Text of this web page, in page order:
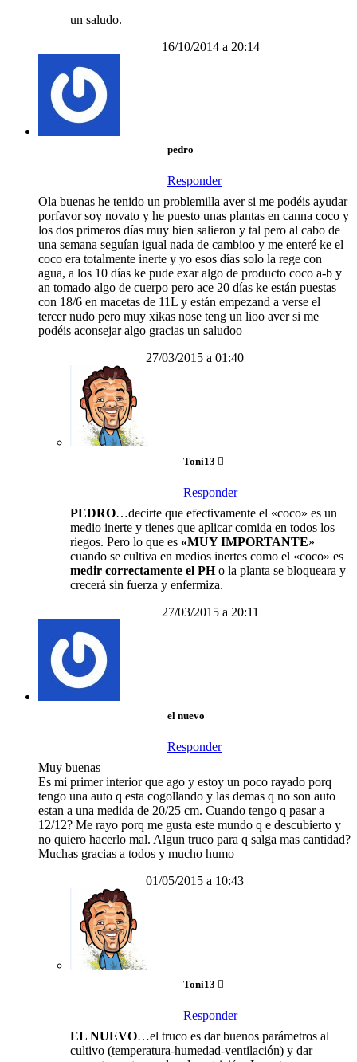
un saludo.
16/10/2014 a 20:14
pedro
Responder
Ola buenas he tenido un problemilla aver si me podéis ayudar
porfavor soy novato y he puesto unas plantas en canna coco y
los dos primeros días muy bien salieron y tal pero al cabo de
una semana seguían igual nada de cambioo y me enteré ke el
coco era totalmente inerte y yo esos días solo la rege con
agua, a los 10 días ke pude exar algo de producto coco a-b y
an tomado algo de cuerpo pero ace 20 días ke están puestas
con 18/6 en macetas de 11L y están empezand a verse el
tercer nudo pero muy xikas nose teng un lioo aver si me
podéis aconsejar algo gracias un saludoo
27/03/2015 a 01:40
Toni13
Responder
PEDRO…decirte que efectivamente el «coco» es un
medio inerte y tienes que aplicar comida en todos los
riegos. Pero lo que es «MUY IMPORTANTE»
cuando se cultiva en medios inertes como el «coco» es
medir correctamente el PHo la planta se bloqueara y
crecerá sin fuerza y enfermiza.
27/03/2015 a 20:11
el nuevo
Responder
Muy buenas
Es mi primer interior que ago y estoy un poco rayado porq
tengo una auto q esta cogollando y las demas q no son auto
estan a una medida de 20/25 cm. Cuando tengo q pasar a
12/12? Me rayo porq me gusta este mundo q e descubierto y
no quiero hacerlo mal. Algun truco para q salga mas cantidad?
Muchas gracias a todos y mucho humo
01/05/2015 a 10:43
Toni13
Responder
EL NUEVO…el truco es dar buenos parámetros al
cultivo (temperatura-humedad-ventilación) y dar